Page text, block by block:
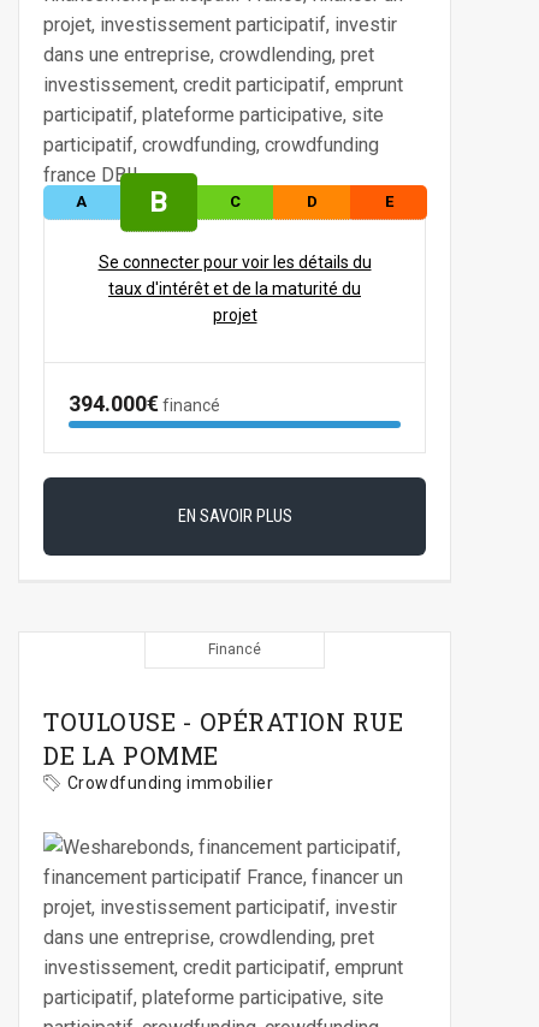
A B C D E
Se connecter pour voir les détails du
taux d'intérêt et de la maturité du
projet
394.000€financé
EN SAVOIR PLUS
Financé
TOULOUSE - OPÉRATION RUE
DE LA POMME
Crowdfunding immobilier